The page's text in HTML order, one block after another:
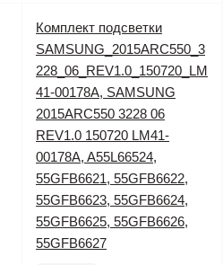
Комплект подсветки
SAMSUNG_2015ARC550_3
228_06_REV1.0_150720_LM
41-00178A, SAMSUNG
2015ARC550 3228 06
REV1.0 150720 LM41-
00178A, A55L66524,
55GFB6621, 55GFB6622,
55GFB6623, 55GFB6624,
55GFB6625, 55GFB6626,
55GFB6627